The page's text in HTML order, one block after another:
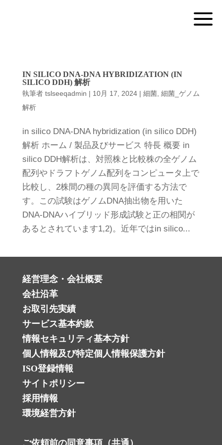
a
IN SILICO DNA-DNA HYBRIDIZATION (IN
SILICO DDH) 解析
執筆者 tslseeqadmin | 10月 17, 2024| 細菌, 細菌_ゲノム
解析
in silico DNA-DNA hybridization (in silico DDH)
解析 ホーム / 製品及びサービス 特長 概要 in
silico DDH解析は、対照株と比較株の全ゲノム
配列やドラフトゲノム配列をコンピュータ上で
比較し、2株間の種の異同を評価する方法で
す。この試験はゲノムDNA抽出物を用いた
DNA-DNAハイブリッド形成試験と正の相関が
あるとされています1,2)。近年ではin silico...
経営理念・会社概要
会社沿革
お取引先実績
サービス基本約款
情報セキュリティ基本方針
個人情報及び特定個人情報保護方針 ‎
ISO登録情報
サイトポリシー
採用情報
環境経営方針
ご依頼前の同意事項（共通）